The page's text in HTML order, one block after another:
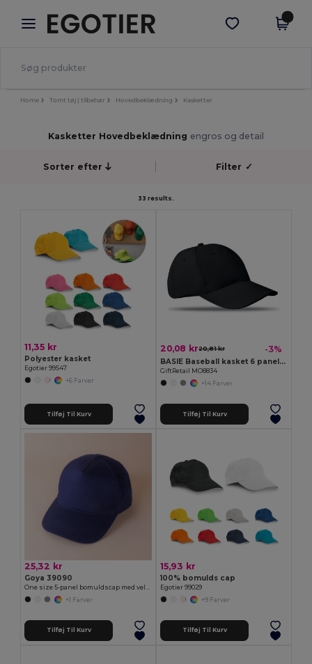
× Egotier-app
Bedre priser i appen!
Hent app
Home Tomt tøj | tilbehør Hovedbeklædning Kasketter
Kasketter Hovedbeklædning engros og detail
Sorter efter Filter ✓
33 results.
11,35 kr
Polyester kasket
Egotier 99547
+6 Farver
Tilføj Til Kurv
20,08 kr20,81 kr -3%
BASIE Baseball kasket 6 paneler
GiftRetail MO8834
+14 Farver
Tilføj Til Kurv
25,32 kr
Goya 39090
+1 Farver
Tilføj Til Kurv
15,93 kr
100% bomulds cap
Egotier 99029
+9 Farver
Tilføj Til Kurv